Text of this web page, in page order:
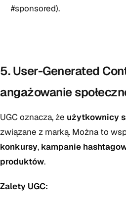
#sponsored).
5. User-Generated
angażowanie
UGC oznacza, że użytkownicy
związane z marką. Można to
konkursy, kampanie
produktów.
Zalety UGC: